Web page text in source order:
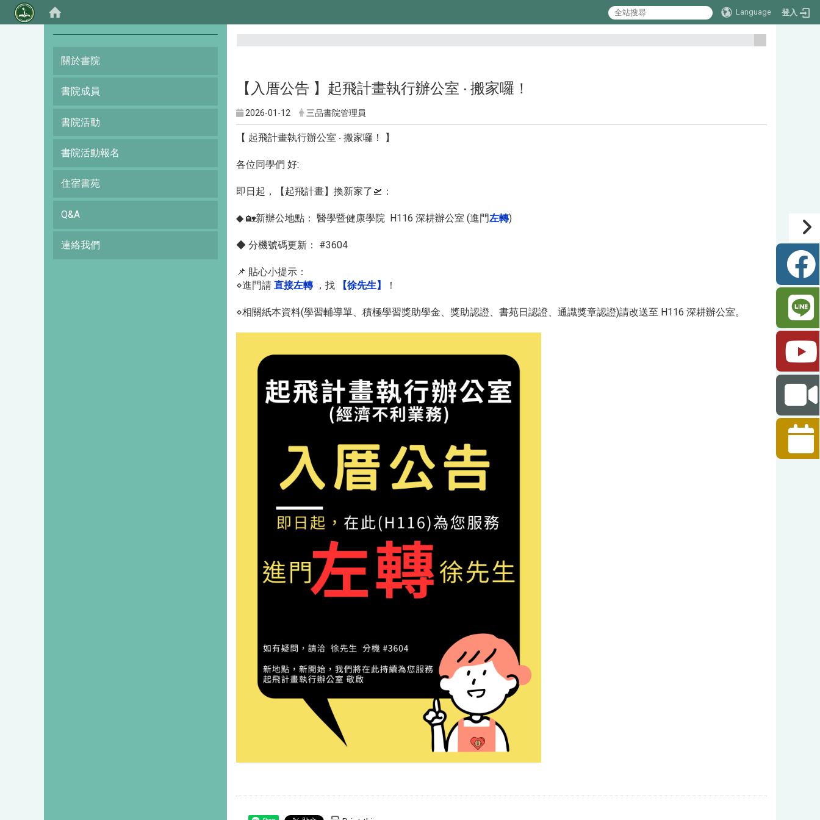
Language 登入
:::
關於書院
書院成員
書院活動
書院活動報名
住宿書苑
Q&A
連絡我們
【入厝公告 】起飛計畫執行辦公室 ‧ 搬家囉！
2026-01-12 三品書院管理員
【 起飛計畫執行辦公室 ‧ 搬家囉！ 】
各位同學們 好:
即日起，【起飛計畫】換新家了🛫：
◆ 🏡新辦公地點： 醫學暨健康學院 H116 深耕辦公室 (進門左轉)
◆ 分機號碼更新： #3604
📌 貼心小提示：
⋄進門請 直接左轉，找 【徐先生】 ！
⋄相關紙本資料(學習輔導單、積極學習獎助學金、獎助認證、書苑日認證、通識獎章認證)請改送至 H116 深耕辦公室。